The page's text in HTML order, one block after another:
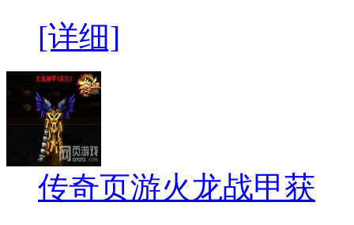
[详细]
传奇页游火龙战甲获